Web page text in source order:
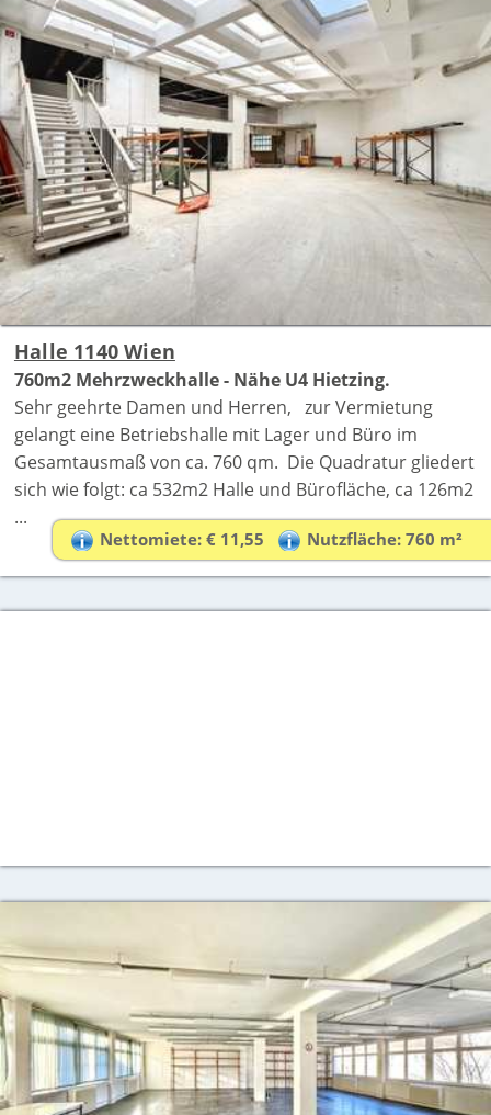
Halle 1140 Wien
760m2 Mehrzweckhalle - Nähe U4 Hietzing.
Sehr geehrte Damen und Herren, zur Vermietung
gelangt eine Betriebshalle mit Lager und Büro im
Gesamtausmaß von ca. 760 qm. Die Quadratur gliedert
sich wie folgt: ca 532m2 Halle und Bürofläche, ca 126m2
...
Nettomiete: € 11,55 Nutzfläche: 760 m²